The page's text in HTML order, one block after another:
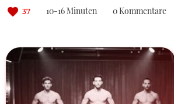
37 10-16 Minuten 0 Kommentare